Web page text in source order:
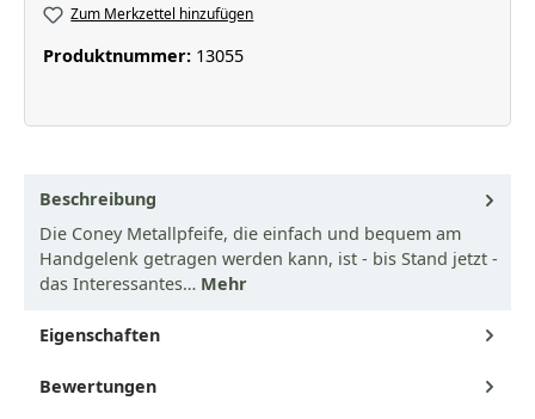
Zum Merkzettel hinzufügen
Produktnummer: 13055
Beschreibung
Die Coney Metallpfeife, die einfach und bequem am
Handgelenk getragen werden kann, ist - bis Stand jetzt -
das Interessantes… Mehr
Eigenschaften
Bewertungen